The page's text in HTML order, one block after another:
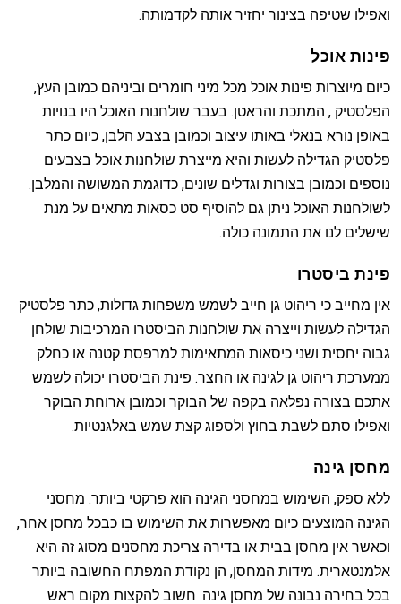
ואפילו שטיפה בצינור יחזיר אותה לקדמותה.
פינות אוכל
כיום מיוצרות פינות אוכל מכל מיני חומרים וביניהם כמובן העץ,
הפלסטיק , המתכת והראטן. בעבר שולחנות האוכל היו בנויות
באופן נורא בנאלי באותו עיצוב וכמובן בצבע הלבן, כיום כתר
פלסטיק הגדילה לעשות והיא מייצרת שולחנות אוכל בצבעים
נוספים וכמובן בצורות וגדלים שונים, כדוגמת המשושה והמלבן.
לשולחנות האוכל ניתן גם להוסיף סט כסאות מתאים על מנת
שישלים לנו את התמונה כולה.
פינת ביסטרו
אין מחייב כי ריהוט גן חייב לשמש משפחות גדולות, כתר פלסטיק
הגדילה לעשות וייצרה את שולחנות הביסטרו המרכיבות שולחן
גבוה יחסית ושני כיסאות המתאימות למרפסת קטנה או כחלק
ממערכת ריהוט גן לגינה או החצר. פינת הביסטרו יכולה לשמש
אתכם בצורה נפלאה בקפה של הבוקר וכמובן ארוחת הבוקר
ואפילו סתם לשבת בחוץ ולספוג קצת שמש באלגנטיות.
מחסן גינה
ללא ספק, השימוש במחסני הגינה הוא פרקטי ביותר. מחסני
הגינה המוצעים כיום מאפשרות את השימוש בו כבכל מחסן אחר,
וכאשר אין מחסן בבית או בדירה צריכת מחסנים מסוג זה היא
אלמנטארית. מידות המחסן, הן נקודת המפתח החשובה ביותר
בכל בחירה נבונה של מחסן גינה. חשוב להקצות מקום ראש